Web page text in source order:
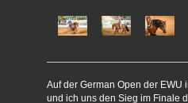
Auf der German Open der EWU
und ich uns den Sieg im Finale